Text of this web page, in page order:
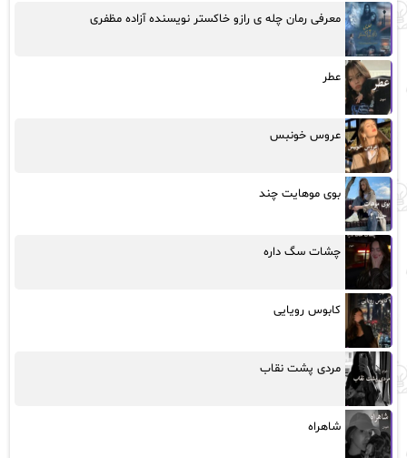
معرفی رمان چله ی رازو خاکستر نویسنده آزاده مظفری
عطر
عروس خونبس
بوی موهایت چند
چشات سگ داره
کابوس رویایی
مردی پشت نقاب
شاهراه